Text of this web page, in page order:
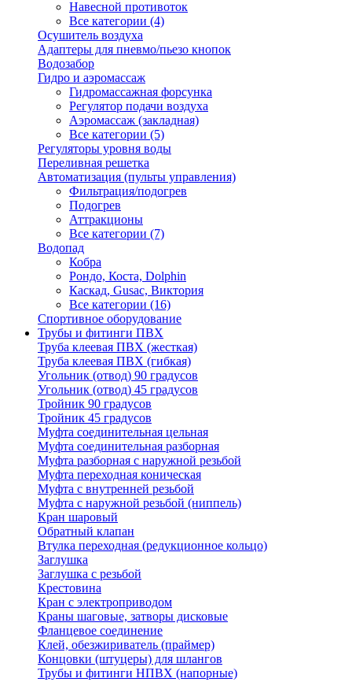
Навесной противоток
Все категории (4)
Осушитель воздуха
Адаптеры для пневмо/пьезо кнопок
Водозабор
Гидро и аэромассаж
Гидромассажная форсунка
Регулятор подачи воздуха
Аэромассаж (закладная)
Все категории (5)
Регуляторы уровня воды
Переливная решетка
Автоматизация (пульты управления)
Фильтрация/подогрев
Подогрев
Аттракционы
Все категории (7)
Водопад
Кобра
Рондо, Коста, Dolphin
Каскад, Gusac, Виктория
Все категории (16)
Спортивное оборудование
Трубы и фитинги ПВХ
Труба клеевая ПВХ (жесткая)
Труба клеевая ПВХ (гибкая)
Угольник (отвод) 90 градусов
Угольник (отвод) 45 градусов
Тройник 90 градусов
Тройник 45 градусов
Муфта соединительная цельная
Муфта соединительная разборная
Муфта разборная с наружной резьбой
Муфта переходная коническая
Муфта с внутренней резьбой
Муфта с наружной резьбой (ниппель)
Кран шаровый
Обратный клапан
Втулка переходная (редукционное кольцо)
Заглушка
Заглушка с резьбой
Крестовина
Кран с электроприводом
Краны шаговые, затворы дисковые
Фланцевое соединение
Клей, обезжириватель (праймер)
Концовки (штуцеры) для шлангов
Трубы и фитинги НПВХ (напорные)